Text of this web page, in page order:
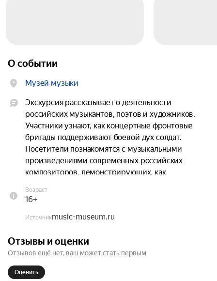
О событии
Музей музыки
Экскурсия рассказывает о деятельности
российских музыкантов, поэтов и художников.
Участники узнают, как концертные фронтовые
бригады поддерживают боевой дух солдат.
Посетители познакомятся с музыкальными
произведениями современных российских
композиторов, демонстрирующих, как
вызовы времени. Это трогательная и
позволяет сохранить человечность и вселяет
Возраст
16+
Источникmusic-museum.ru
Отзывы и оценки
Отзывов ещё нет, ваш может стать первым
Оценить